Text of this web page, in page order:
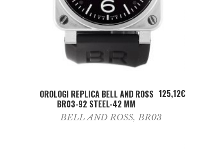
ADD TO CART
OROLOGI REPLICA BELL AND ROSS
BR03-92 STEEL-42 MM
125,12€
BELL AND ROSS,BR03